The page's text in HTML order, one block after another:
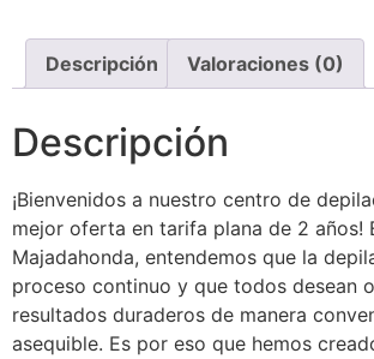
Descripción Valoraciones (0)
Descripción
¡Bienvenidos a nuestro centro de
mejor oferta en tarifa plana de 2 años!
Majadahonda, entendemos que la
proceso continuo y que todos desean
resultados duraderos de manera
asequible. Es por eso que hemos